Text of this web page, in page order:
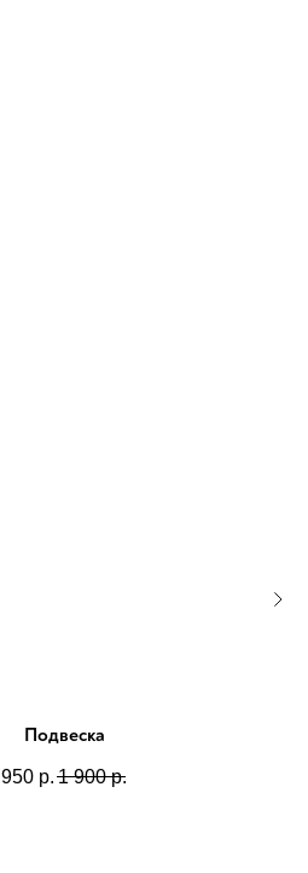
Подвеска
950 р. 1 900 р.